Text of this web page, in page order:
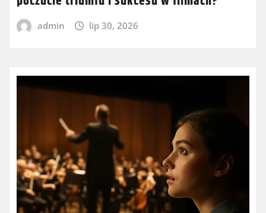
admin lip 30, 2026